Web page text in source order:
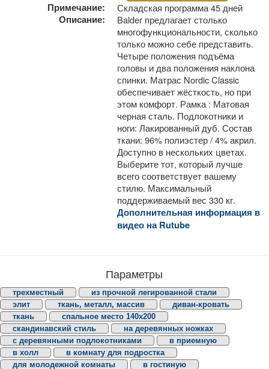
Примечание:
Складская программа 45 дней
Описание:
Balder предлагает столько
многофункциональности, сколько
только можно себе представить.
Четыре положения подъёма
головы и два положения наклона
спинки. Матрас Nordic Classic
обеспечивает жёсткость, но при
этом комфорт. Рамка : Матовая
черная сталь. Подлокотники и
ноги: Лакированный дуб. Состав
ткани: 96% полиэстер / 4% акрил.
Доступно в нескольких цветах.
Выберите тот, который лучше
всего соответствует вашему
стилю. Максимальный
поддерживаемый вес 330 кг.
Дополнительная информация в
видео на Rutube
Параметры
трехместный
из прочной легированной стали
элит
ткань, металл, массив
диван-кровать
ткань
спальное место 140х200
скандинавский стиль
на деревянных ножках
с деревянными подлокотниками
в приемную
в холл
в комнату для подростка
для молодежной комнаты
в гостиную